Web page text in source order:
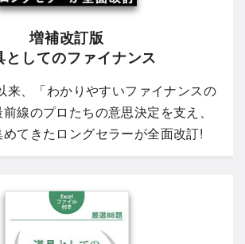
増補改訂版
としてのファイナンス
来、「わかりやすいファイナンスの
線のプロたちの意思決定を支え、
てきたロングセラーが全面改訂!